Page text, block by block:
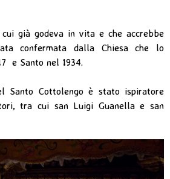
già godeva in vita e che accrebbe
confermata dalla Chiesa che lo
e Santo nel 1934.
Santo Cottolengo è stato ispiratore
tra cui san Luigi Guanella e san